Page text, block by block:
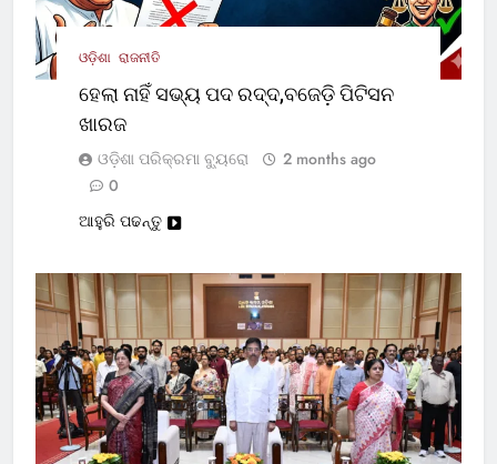
ଓଡ଼ିଶା ରାଜନୀତି
ହେଲା ନାହିଁ ସଭ୍ୟ ପଦ ରଦ୍ଦ,ବଜେଡ଼ି ପିଟିସନ
ଖାରଜ
ଓଡ଼ିଶା ପରିକ୍ରମା ବ୍ୟୁରୋ
2 months ago
0
ଆହୁରି ପଢନ୍ତୁ